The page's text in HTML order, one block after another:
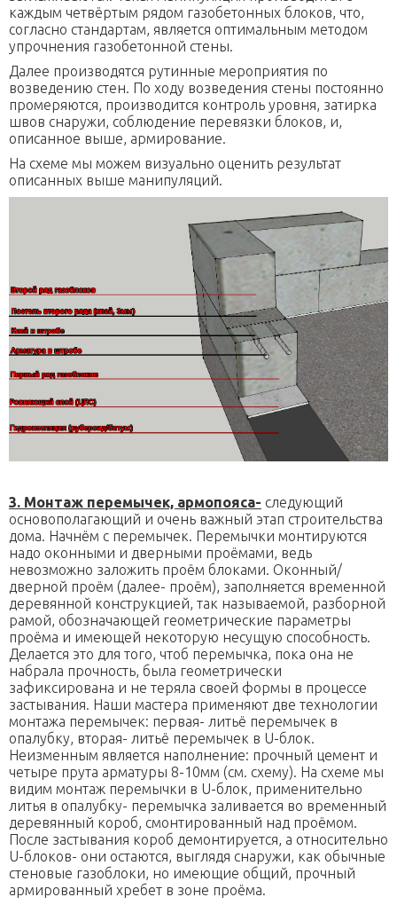
каждым четвёртым рядом газобетонных блоков, что,
согласно стандартам, является оптимальным методом
упрочнения газобетонной стены.
Далее производятся рутинные мероприятия по
возведению стен. По ходу возведения стены постоянно
промеряются, производится контроль уровня, затирка
швов снаружи, соблюдение перевязки блоков, и,
описанное выше, армирование.
На схеме мы можем визуально оценить результат
описанных выше манипуляций.
3. Монтаж перемычек, армопояса- следующий
основополагающий и очень важный этап строительства
дома. Начнём с перемычек. Перемычки монтируются
надо оконными и дверными проёмами, ведь
невозможно заложить проём блоками. Оконный/
дверной проём (далее- проём), заполняется временной
деревянной конструкцией, так называемой, разборной
рамой, обозначающей геометрические параметры
проёма и имеющей некоторую несущую способность.
Делается это для того, чтоб перемычка, пока она не
набрала прочность, была геометрически
зафиксирована и не теряла своей формы в процессе
застывания. Наши мастера применяют две технологии
монтажа перемычек: первая- литьё перемычек в
опалубку, вторая- литьё перемычек в U-блок.
Неизменным является наполнение: прочный цемент и
четыре прута арматуры 8-10мм (см. схему). На схеме мы
видим монтаж перемычки в U-блок, применительно
литья в опалубку- перемычка заливается во временный
деревянный короб, смонтированный над проёмом.
После застывания короб демонтируется, а относительно
U-блоков- они остаются, выглядя снаружи, как обычные
стеновые газоблоки, но имеющие общий, прочный
армированный хребет в зоне проёма.